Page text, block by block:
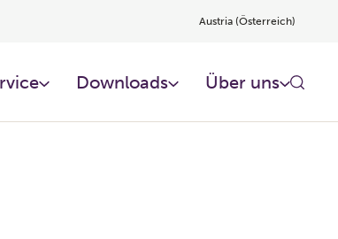
Austria (Österreich)
Downloads Über uns